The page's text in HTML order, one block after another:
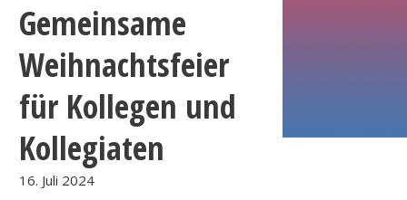
Gemeinsame
Weihnachtsfeier
für Kollegen und
Kollegiaten
16. Juli 2024